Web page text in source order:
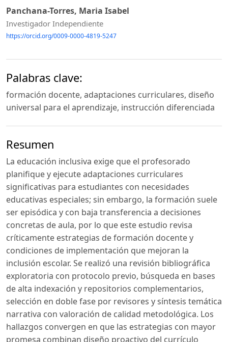
Panchana-Torres, Maria Isabel
Investigador Independiente
https://orcid.org/0009-0000-4819-5247
Palabras clave:
formación docente, adaptaciones curriculares, diseño
universal para el aprendizaje, instrucción diferenciada
Resumen
La educación inclusiva exige que el profesorado
planifique y ejecute adaptaciones curriculares
significativas para estudiantes con necesidades
educativas especiales; sin embargo, la formación suele
ser episódica y con baja transferencia a decisiones
concretas de aula, por lo que este estudio revisa
críticamente estrategias de formación docente y
condiciones de implementación que mejoran la
inclusión escolar. Se realizó una revisión bibliográfica
exploratoria con protocolo previo, búsqueda en bases
de alta indexación y repositorios complementarios,
selección en doble fase por revisores y síntesis temática
narrativa con valoración de calidad metodológica. Los
hallazgos convergen en que las estrategias con mayor
promesa combinan diseño proactivo del currículo